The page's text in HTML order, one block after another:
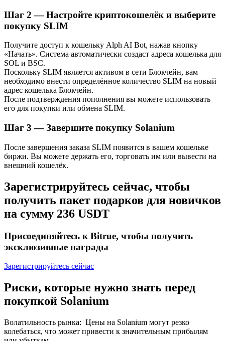
Изучите стейкинг
Узнайте о пассивном доходе
Bitrue
Bitrue Партнеры
Партнеры Bitrue
До 65% комиссии!
Шаг 2 — Настройте криптокошелёк и выберите
покупку SLIM
Получите доступ к кошельку Alph AI Bot, нажав кнопку
«Начать». Система автоматически создаст адреса кошелька для
SOL и BSC.
Поскольку SLIM является активом в сети Блокчейн, вам
необходимо внести определённое количество SLIM на новый
адрес кошелька Блокчейн.
После подтверждения пополнения вы можете использовать
его для покупки или обмена SLIM.
Шаг 3 —Завершите покупку Solanium
После завершения заказа SLIM появится в вашем кошельке
биржи. Вы можете держать его, торговать им или вывести на
внешний кошелёк.
Зарегистрируйтесь сейчас, чтобы
получить пакет подарков для новичков
на сумму 236 USDT
Присоединяйтесь к Bitrue, чтобы получить
эксклюзивные награды
Зарегистрируйтесь сейчас
Риски, которые нужно знать перед
покупкой Solanium
Волатильность рынка: Цены на Solanium могут резко
колебаться, что может привести к значительным прибылям